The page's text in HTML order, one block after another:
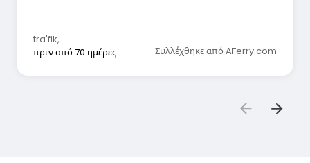
tra'fik,
πριν από 70 ημέρες
Συλλέχθηκε από AFerry.com